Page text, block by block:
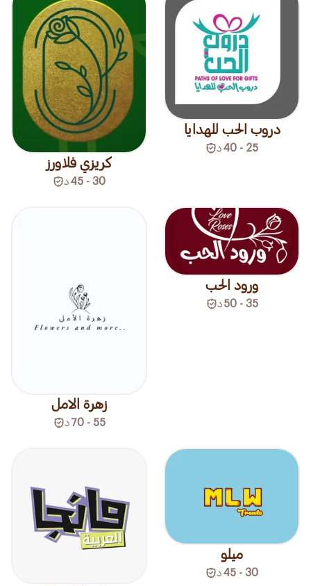
دروب الحب للهدايا
25 - 40 د
كريزي فلاورز
30 - 45 د
ورود الحب
35 - 50 د
زهرة الامل
55 - 70 د
ميلو
30 - 45 د